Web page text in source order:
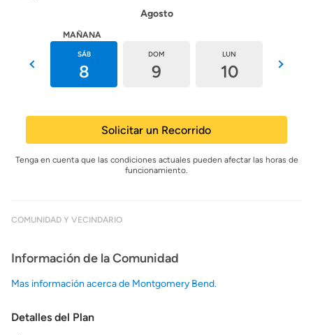
Agosto
MAÑANA
SÁB
8
DOM
9
LUN
10
Solicitar un Recorrido
Tenga en cuenta que las condiciones actuales pueden afectar las horas de
funcionamiento.
COMUNIDAD Y VECINDARIO
Información de la Comunidad
Mas información acerca de Montgomery Bend.
Detalles del Plan